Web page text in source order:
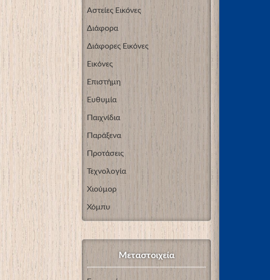
Αστείες Εικόνες
Διάφορα
Διάφορες Εικόνες
Εικόνες
Επιστήμη
Ευθυμία
Παιχνίδια
Παράξενα
Προτάσεις
Τεχνολογία
Χιούμορ
Χόμπυ
Μεταστοιχεία